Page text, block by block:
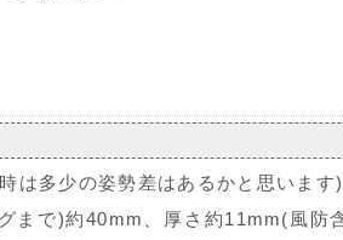
は多少の姿勢差はあるかと思いま
まで)約40mm、厚さ約11mm(風防